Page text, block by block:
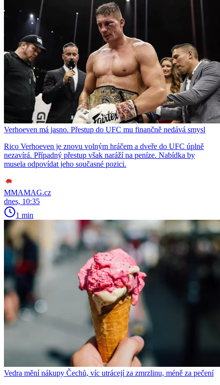
Verhoeven má jasno. Přestup do UFC mu finančně nedává smysl
Rico Verhoeven je znovu volným hráčem a dveře do UFC úplně
nezavírá. Případný přestup však naráží na peníze. Nabídka by
musela odpovídat jeho současné pozici.
MMAMAG.cz
dnes, 10:35
1 min
Vedra mění nákupy Čechů, víc utrácejí za zmrzlinu, méně za pečení